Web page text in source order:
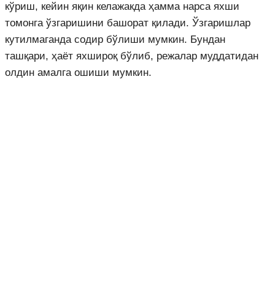
кўриш, кейин яқин келажакда ҳамма нарса яхши
томонга ўзгаришини башорат қилади. Ўзгаришлар
кутилмаганда содир бўлиши мумкин. Бундан
ташқари, ҳаёт яхшироқ бўлиб, режалар муддатидан
олдин амалга ошиши мумкин.